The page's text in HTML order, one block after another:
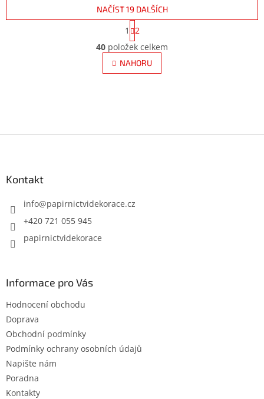
O
v
l
á
p
NAČÍST 19 DALŠÍCH
S
t
r
á
n
k
1
2
40 položek celkem
NAHORU
Kontakt
info@papirnictvidekorace.cz
+420 721 055 945
papirnictvidekorace
Informace pro Vás
Hodnocení obchodu
Doprava
Obchodní podmínky
Podmínky ochrany osobních údajů
Napište nám
Poradna
Kontakty